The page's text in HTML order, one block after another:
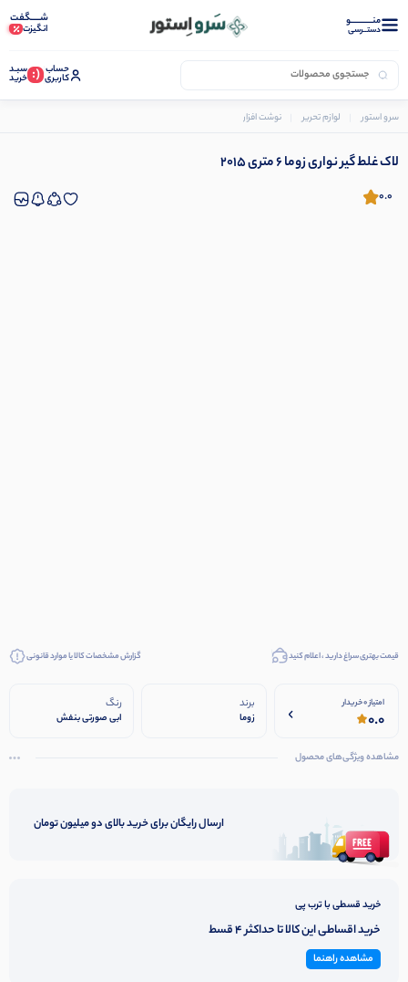
منــــــــــــو
دستــرسی
شـــــگفت
انگیزت
حساب
کاربری (: سبـد
خرید
سرو استور لوازم تحریر نوشت افزار
لاک غلط گیر نواری زوما 6 متری 2015
0.0
قیمت بهتری سراغ دارید ، اعلام کنید گزارش مشخصات کالا یا موارد قانونی
امتیاز 0 خریدار
0.0
برند
زوما
رنگ
ابی صورتی بنفش
مشاهده ویژگی‌های محصول
ارسال رایگان برای خرید بالای دو میلیون تومان
خرید قسطی با ترب پی
خرید اقساطی این کالا تا حداکثر 4 قسط
مشاهده راهنما